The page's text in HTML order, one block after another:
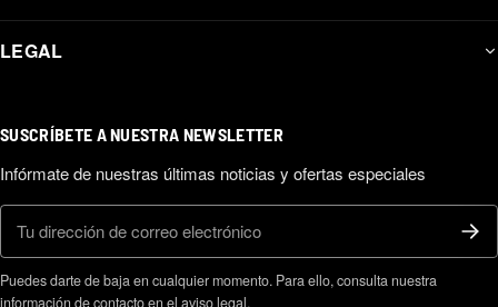
LEGAL
SUSCRÍBETE A NUESTRA NEWSLETTER
Infórmate de nuestras últimas noticias y ofertas especiales
Puedes darte de baja en cualquier momento. Para ello, consulta nuestra
información de contacto en el aviso legal.